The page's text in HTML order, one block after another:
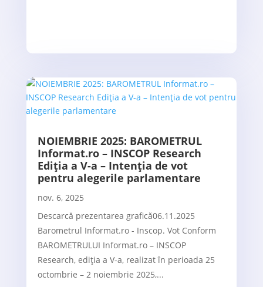
NOIEMBRIE 2025: BAROMETRUL
Informat.ro – INSCOP Research
Ediția a V-a – Intenția de vot
pentru alegerile parlamentare
nov. 6, 2025
Descarcă prezentarea grafică06.11.2025
Barometrul Informat.ro - Inscop. Vot Conform
BAROMETRULUI Informat.ro – INSCOP
Research, ediția a V-a, realizat în perioada 25
octombrie – 2 noiembrie 2025,...